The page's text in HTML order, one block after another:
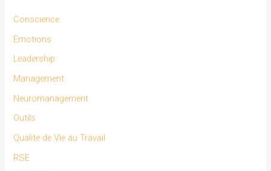
Conscience
Emotions
Leadership
Management
Neuromanagement
Outils
Qualite de Vie au Travail
RSE